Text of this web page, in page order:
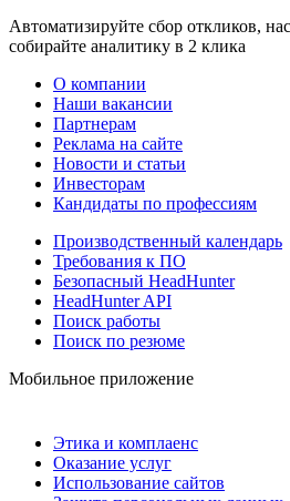
Автоматизируйте сбор откликов,
собирайте аналитику в 2 клика
О компании
Наши вакансии
Партнерам
Реклама на сайте
Новости и статьи
Инвесторам
Кандидаты по профессиям
Производственный календарь
Требования к ПО
Безопасный HeadHunter
HeadHunter API
Поиск работы
Поиск по резюме
Мобильное приложение
Этика и комплаенс
Оказание услуг
Использование сайтов